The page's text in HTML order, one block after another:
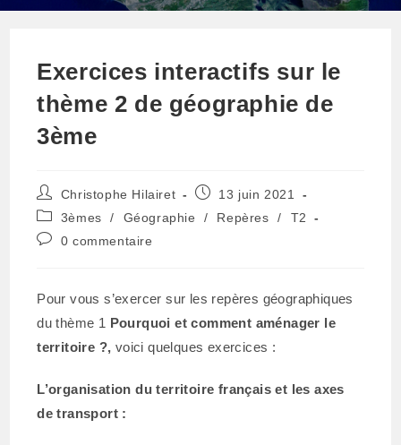
Exercices interactifs sur le
thème 2 de géographie de
3ème
Auteur/autrice
de
la
publication :
Christophe Hilairet
Publication
13 juin 2021
Post
category:
3èmes / Géographie / Repères /
T2
Commentaires
0 commentaire
Pour vous s’exercer sur les repères géographiques
du thème 1 Pourquoi et comment aménager le
territoire ?, voici quelques exercices :
L’organisation du territoire français et les axes
de transport :